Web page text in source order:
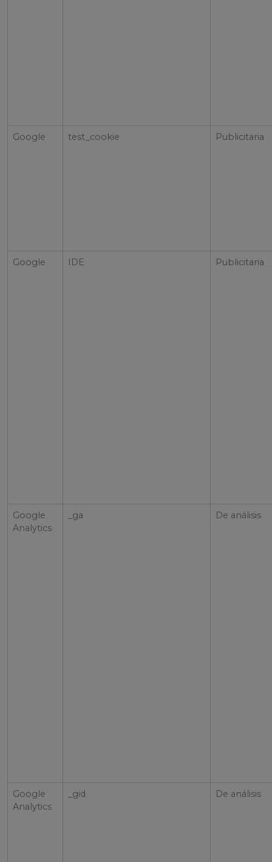
Google test_cookie Publicitaria
Google IDE Publicitaria
Google
Analytics
_ga De análisis
Google
Analytics
_gid De análisis